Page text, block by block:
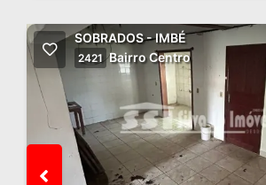
SOBRADOS - IMBÉ
2421 Bairro Centro